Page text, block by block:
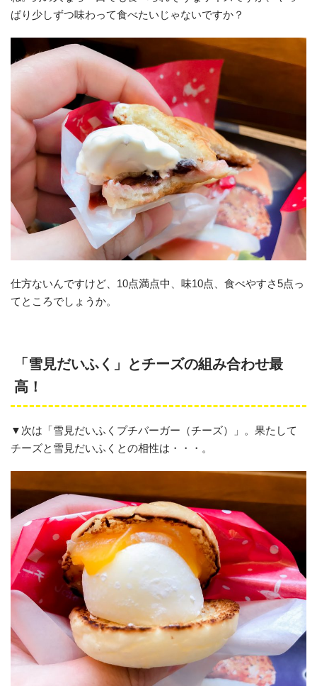
ぱり少しずつ味わって食べたいじゃないですか？
仕方ないんですけど、10点満点中、味10点、食べやすさ5点っ
てところでしょうか。
「雪見だいふく」とチーズの組み合わせ最
高！
▼次は「雪見だいふくプチバーガー（チーズ）」。果たして
チーズと雪見だいふくとの相性は・・・。